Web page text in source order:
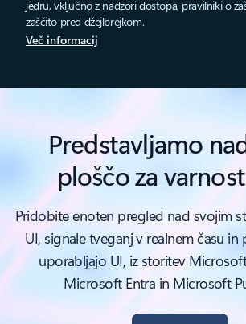
jedru, vključno z nadzori dostopa, pravilniki o
zaščito pred džejlbrejkom.
Več informacij
Predstavljamo
ploščo za
Pridobite enoten pregled nad svojim
UI, signale tveganj v realnem času in
uporabljajo UI, iz storitev
Microsoft Entra in Microsoft